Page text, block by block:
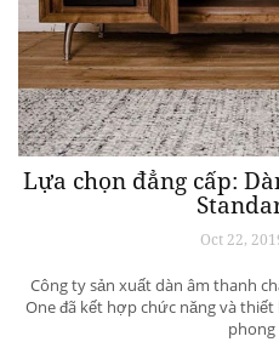
Lựa chọn đẳng cấp:
Oct 22,
Công ty sản xuất dàn âm thanh
One đã kết hợp chức năng và
phong